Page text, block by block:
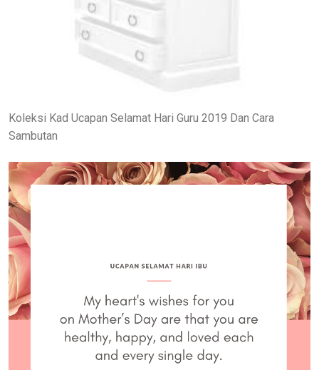
Koleksi Kad Ucapan Selamat Hari Guru 2019 Dan Cara
Sambutan